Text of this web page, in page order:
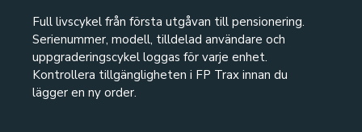
Full livscykel från första utgåvan till pensionering.
Serienummer, modell, tilldelad användare och
uppgraderingscykel loggas för varje enhet.
Kontrollera tillgängligheten i FP Trax innan du
lägger en ny order.